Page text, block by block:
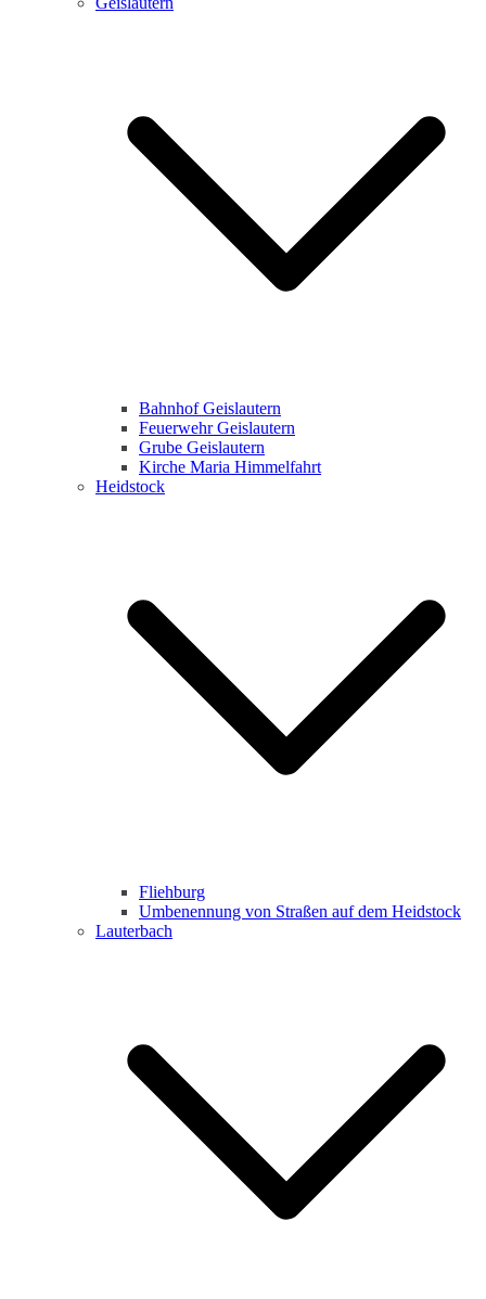
Bahnhof Geislautern
Feuerwehr Geislautern
Grube Geislautern
Kirche Maria Himmelfahrt
Heidstock
Fliehburg
Umbenennung von Straßen auf dem Heidstock
Lauterbach